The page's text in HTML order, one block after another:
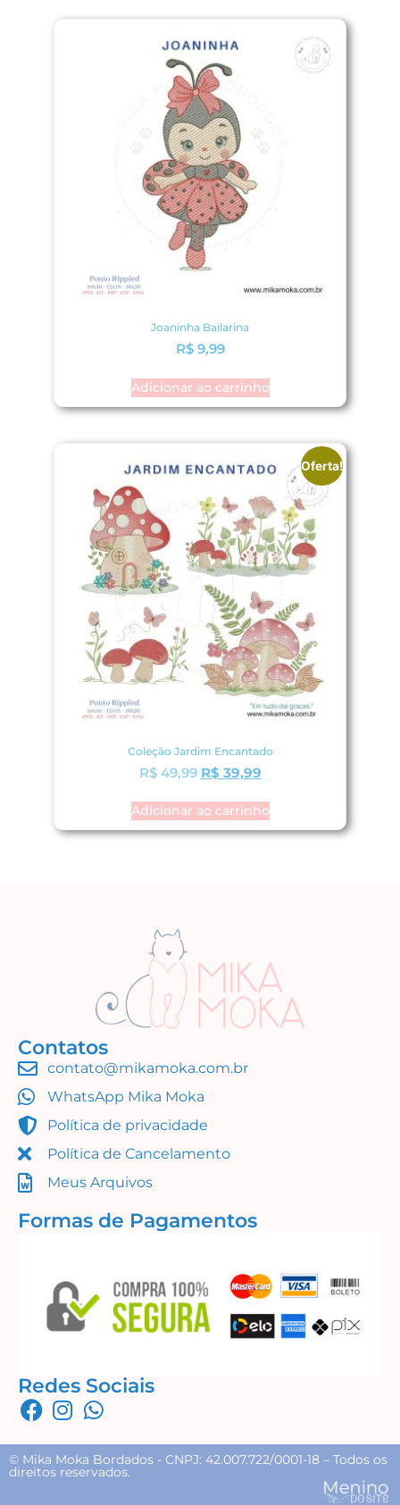
Joaninha Bailarina
R$9,99
Adicionar ao carrinho
Oferta!
Coleção Jardim Encantado
R$49,99 R$ 39,99
Adicionar ao carrinho
Contatos
contato@mikamoka.com.br
WhatsApp Mika Moka
Política de privacidade
Política de Cancelamento
Meus Arquivos
Formas de Pagamentos
Redes Sociais
© Mika Moka Bordados - CNPJ: 42.007.722/0001-18 – Todos os
direitos reservados.